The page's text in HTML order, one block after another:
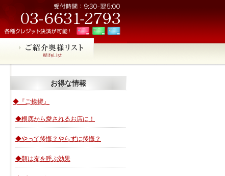
お得な情報
◆『ご挨拶』
◆根底から愛されるお店に！
◆やって後悔？やらずに後悔？
◆類は友を呼ぶ効果